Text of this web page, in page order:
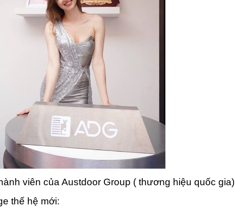
viên của Austdoor Group ( thương hiệu quốc gia)
thế hệ mới: